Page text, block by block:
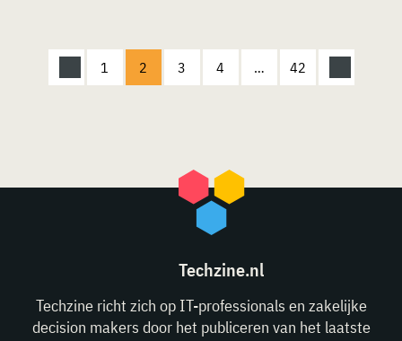
1 2 3 4 … 42
Techzine.nl
Techzine richt zich op IT-professionals en zakelijke
decision makers door het publiceren van het laatste